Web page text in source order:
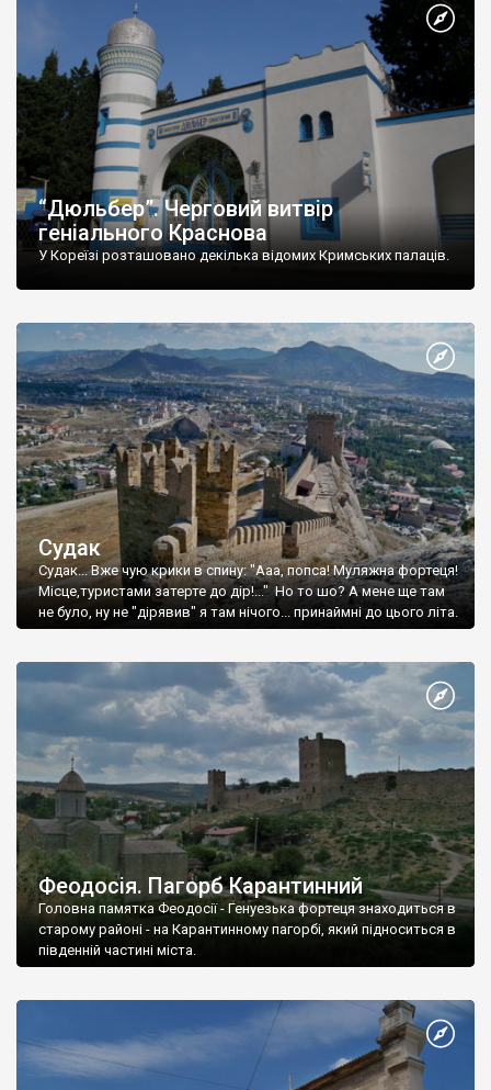
“Дюльбер”. Черговий витвір
геніального Краснова
У Кореїзі розташовано декілька відомих Кримських палаців.
Судак
Судак... Вже чую крики в спину: "Ааа, попса! Муляжна фортеця!
Місце,туристами затерте до дір!..." Но то шо? А мене ще там
не було, ну не "дірявив" я там нічого... принаймні до цього літа.
Феодосія. Пагорб Карантинний
Головна памятка Феодосії - Генуезька фортеця знаходиться в
старому районі - на Карантинному пагорбі, який підноситься в
південній частині міста.